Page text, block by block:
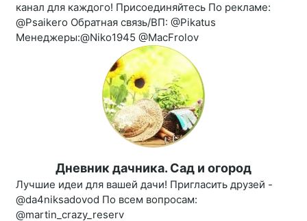
канал для каждого! Присоединяйтесь По рекламе:
@Psaikero Обратная связь/ВП: @Pikatus
Менеджеры:@Niko1945 @MacFrolov
Дневник дачника. Сад и огород
Лучшие идеи для вашей дачи! Пригласить друзей -
@da4niksadovod По всем вопросам:
@martin_crazy_reserv